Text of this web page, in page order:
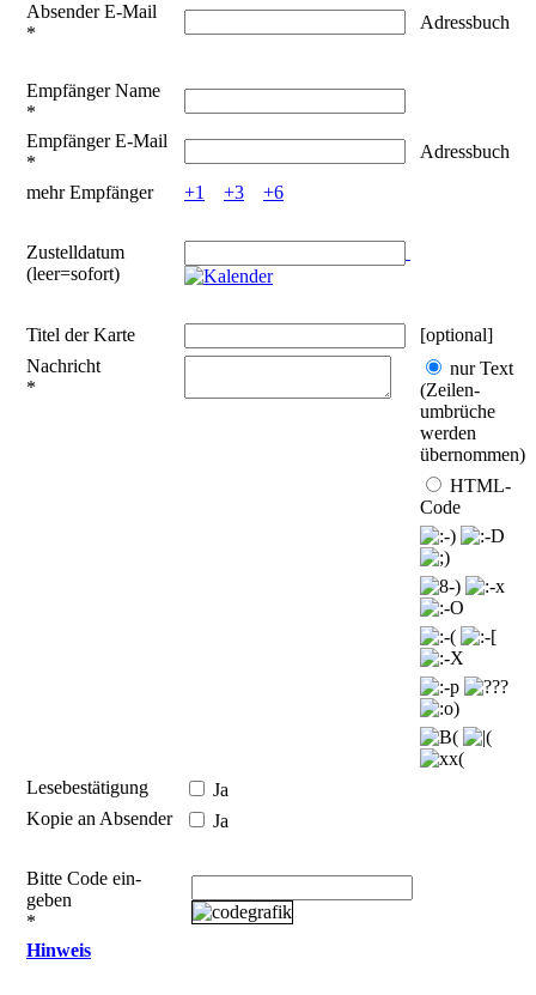
Absender E-Mail
*
Adressbuch
Empfänger Name
*
Empfänger E-Mail
*
Adressbuch
mehr Empfänger
+1 +3 +6
Zustelldatum
(leer=sofort)
Titel der Karte
[optional]
Nachricht
*
nur Text
(Zeilen­
umbrüche
werden
übernommen)
HTML-
Code
Lesebestätigung
Ja
Kopie an Absender
Ja
Bitte Code ein­
geben
*
Hinweis